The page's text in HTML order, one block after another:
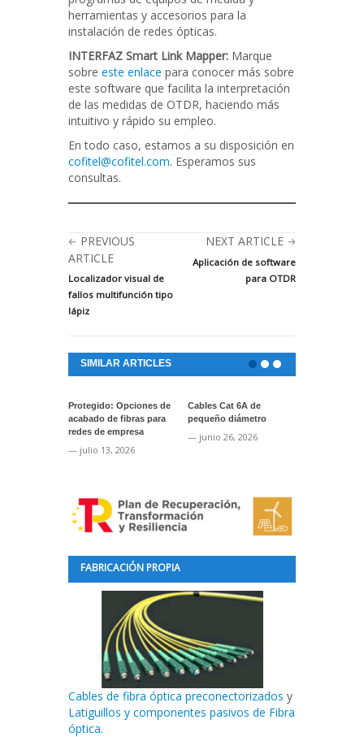
herramientas y accesorios para la
instalación de redes ópticas.
INTERFAZ Smart Link Mapper: Marque
sobre este enlace para conocer más sobre
este software que facilita la interpretación
de las medidas de OTDR, haciendo más
intuitivo y rápido su empleo.
En todo caso, estamos a su disposición en
cofitel@cofitel.com. Esperamos sus
consultas.
PREVIOUS
ARTICLE
Localizador visual de
fallos multifunción tipo
lápiz
NEXT ARTICLE
Aplicación de software
para OTDR
SIMILAR ARTICLES
Protegido: Opciones de
acabado de fibras para
redes de empresa
— julio 13, 2026
Cables Cat 6A de
pequeño diámetro
— junio 26, 2026
FABRICACIÓN PROPIA
Cables de fibra óptica preconectorizados y
Latiguillos y componentes pasivos de Fibra
óptica.